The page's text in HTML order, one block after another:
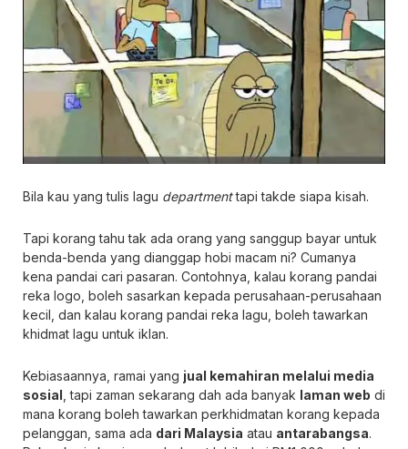
Bila kau yang tulis lagu departmenttapi takde siapa kisah.
Tapi korang tahu tak ada orang yang sanggup bayar untuk
benda-benda yang dianggap hobi macam ni? Cumanya
kena pandai cari pasaran. Contohnya, kalau korang pandai
reka logo, boleh sasarkan kepada perusahaan-perusahaan
kecil, dan kalau korang pandai reka lagu, boleh tawarkan
khidmat lagu untuk iklan.
Kebiasaannya, ramai yang jual kemahiran melalui media
sosial , tapi zaman sekarang dah ada banyak laman web di
mana korang boleh tawarkan perkhidmatan korang kepada
pelanggan, sama ada dari Malaysia atau antarabangsa.